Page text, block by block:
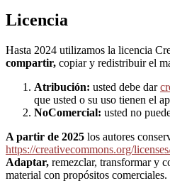
Licencia
Hasta 2024 utilizamos la licencia
compartir, copiar y redistribuir el
Atribución: usted debe dar
que usted o su uso tienen el
NoComercial: usted no
A partir de 2025 los autores
https://creativecommons.org/
Adaptar, remezclar, transformar y
material con propósitos comerciales.